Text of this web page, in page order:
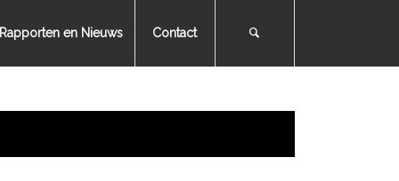
Rapporten en Nieuws Contact